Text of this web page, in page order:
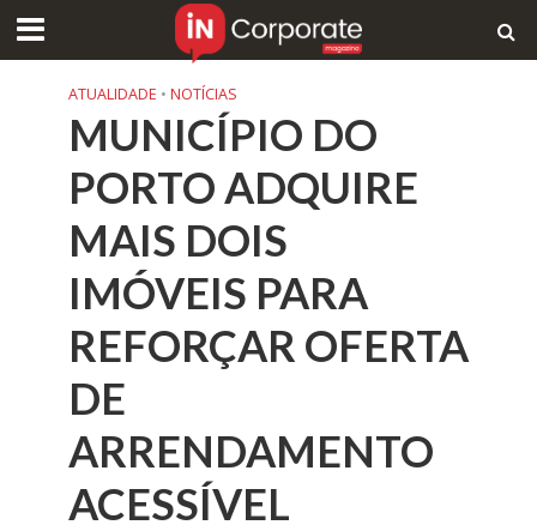
ATUALIDADE • NOTÍCIAS
MUNICÍPIO DO
PORTO ADQUIRE
MAIS DOIS
IMÓVEIS PARA
REFORÇAR OFERTA
DE
ARRENDAMENTO
ACESSÍVEL